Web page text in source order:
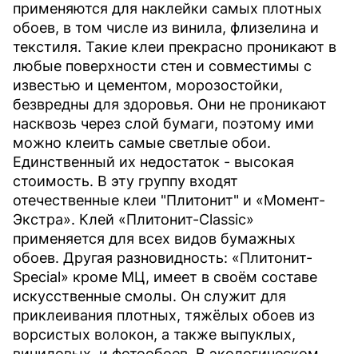
применяются для наклейки самых плотных
обоев, в том числе из винила, флизелина и
текстиля. Такие клеи прекрасно проникают в
любые поверхности стен и совместимы с
известью и цементом, морозостойки,
безвредны для здоровья. Они не проникают
насквозь через слой бумаги, поэтому ими
можно клеить самые светлые обои.
Единственный их недостаток - высокая
стоимость. В эту группу входят
отечественные клеи "Плитонит" и «Момент-
Экстра». Клей «Плитонит-Classic»
применяется для всех видов бумажных
обоев. Другая разновидность: «Плитонит-
Special» кроме МЦ, имеет в своём составе
искусственные смолы. Он служит для
приклеивания плотных, тяжёлых обоев из
ворсистых волокон, а также выпуклых,